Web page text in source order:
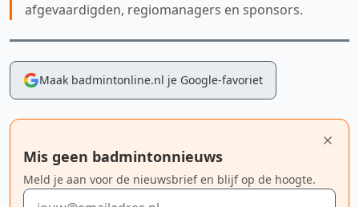
afgevaardigden, regiomanagers en sponsors.
Maak badmintonline.nl je Google-favoriet
Mis geen badmintonnieuws
Meld je aan voor de nieuwsbrief en blijf op de hoogte.
E-mailadres